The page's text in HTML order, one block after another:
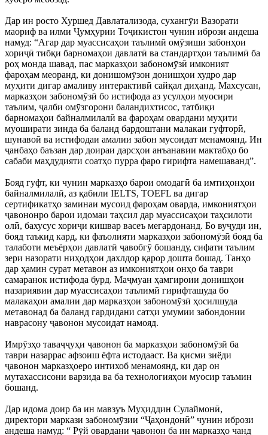
Дар ин росто Хуршед Давлатализода, сухангӯи Вазорати
маориф ва илми Ҷумҳурии Тоҷикистон чунин ибрози андеша
намуд: “Агар дар муассисаҳои таълимӣ омӯзиши забонҳои
хориҷӣ тибқи барномаҳои давлатӣ ва стандартҳои таълимӣ ба
роҳ монда шавад, пас марказҳои забономӯзӣ имконият
фароҳам меоранд, ки донишомӯзон донишҳои худро дар
муҳити дигар амаливу интерактивӣ сайқал диҳанд. Махсусан,
марказҳои забономӯзӣ бо истифода аз усулҳои муосири
таълим, ҷалби омӯзгорони баландихтисос, татбиқи
барномаҳои байналмилалӣ ва фароҳам овардани муҳити
муоширати зинда ба баланд бардоштани малакаи гуфторӣ,
шунавоӣ ва истифодаи амалии забон мусоидат менамоянд. Ин
ҷанбаҳо баъзан дар доираи дарсҳои анъанавии мактабҳо бо
сабаби маҳдудияти соатҳо пурра фаро гирифта намешаванд”.
Бояд гуфт, ки чунин марказҳо барои омодагӣ ба имтиҳонҳои
байналмилалӣ, аз қабили IELTS, TOEFL ва дигар
сертификатҳо заминаи мусоид фароҳам оварда, имкониятҳои
ҷавононро барои идомаи таҳсил дар муассисаҳои таҳсилоти
олӣ, бахусус хориҷи кишвар васеъ мегардонанд. Бо вуҷуди ин,
бояд таъкид кард, ки фаъолияти марказҳои забономӯзӣ бояд ба
талаботи меъёрҳои давлатӣ ҷавобгӯ бошанду, сифати таълим
зери назорати ниҳодҳои дахлдор қарор дошта бошад. Танҳо
дар ҳамин сурат метавон аз имкониятҳои онҳо ба таври
самаранок истифода бурд. Маҷмуан ҳамгироии донишҳои
назариявии дар муассисаҳои таълимӣ гирифташуда бо
малакаҳои амалии дар марказҳои забономӯзӣ ҳосилшуда
метавонад ба баланд гардидани сатҳи умумии забондонии
наврасону ҷавонон мусоидат намояд.
Имрӯзҳо таваҷҷуҳи ҷавонон ба марказҳои забономӯзӣ ба
таври назаррас афзоиш ёфта истодааст. Ва қисми зиёди
ҷавонон марказҳоеро интихоб менамоянд, ки дар он
мутахассисони варзида ва ба технологияҳои муосир таъмин
бошанд.
Дар идома доир ба ин мавзуъ Муҳиддин Сулаймонӣ,
директори маркази забономӯзии “Ҷаҳондонӣ” чунин ибрози
андеша намуд: “ Рӯй овардани ҷавонон ба ин марказҳо чанд